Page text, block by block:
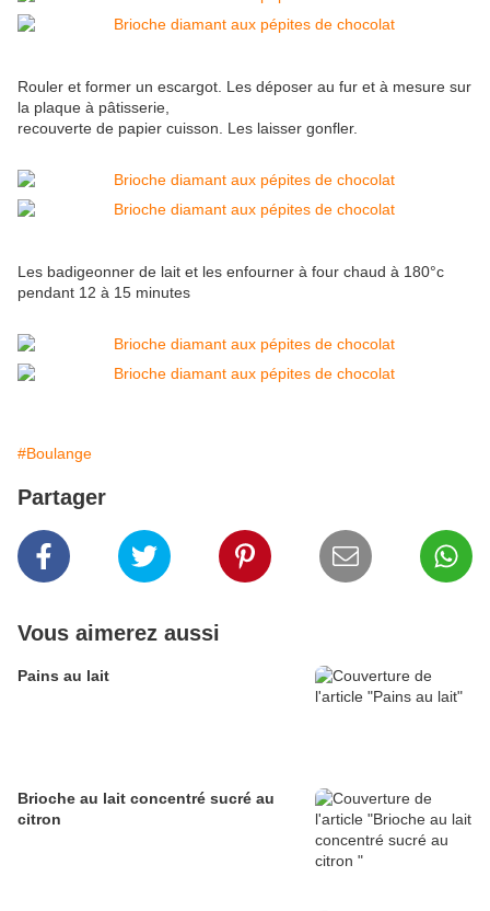
Rouler et former un escargot. Les déposer au fur et à mesure sur
la plaque à pâtisserie,
recouverte de papier cuisson. Les laisser gonfler.
Les badigeonner de lait et les enfourner à four chaud à 180°c
pendant 12 à 15 minutes
#Boulange
Partager
Vous aimerez aussi
Pains au lait
Brioche au lait concentré sucré au
citron